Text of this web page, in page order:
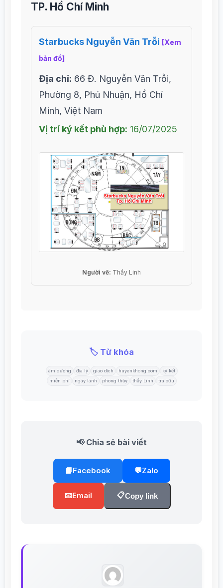
TP. Hồ Chí Minh
Starbucks Nguyễn Văn Trỗi [Xem
bản đồ]
Địa chỉ: 66 Đ. Nguyễn Văn Trỗi,
Phường 8, Phú Nhuận, Hồ Chí
Minh, Việt Nam
Vị trí ký kết phù hợp: 16/07/2025
Người vẽ: Thầy Linh
🏷️ Từ khóa
âm dương địa lý giao dịch huyenkhong.com
ký kết
miễn phí
ngày lành phong thủy thầy Linh tra cứu
📢 Chia sẻ bài viết
📘Facebook 💬Zalo
📧Email 📋Copy link